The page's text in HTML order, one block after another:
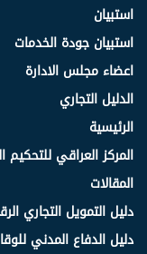
استبيان
استبيان جودة الخدمات
اعضاء مجلس الادارة
الدليل التجاري
الرئيسية
المركز العراقي للتحكيم
المقالات
دليل التمويل التجاري
دليل الدفاع المدني